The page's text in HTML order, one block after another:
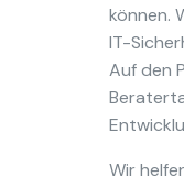
können.
IT-
Auf den
Wir